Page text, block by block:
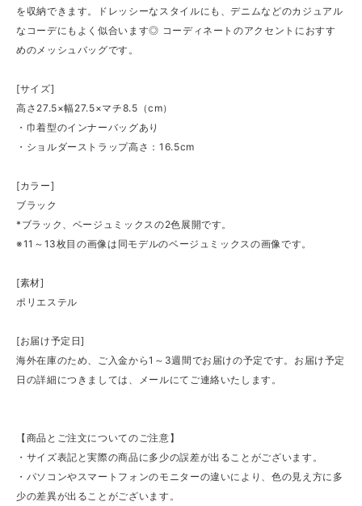
を収納できます。ドレッシーなスタイルにも、デニムなどのカジュアル
なコーデにもよく似合います◎ コーディネートのアクセントにおすす
めのメッシュバッグです。
[サイズ]
高さ27.5×幅27.5×マチ8.5（cm）
・巾着型のインナーバッグあり
・ショルダーストラップ高さ：16.5cm
[カラー]
ブラック
*ブラック、ベージュミックスの2色展開です。
※11～13枚目の画像は同モデルのベージュミックスの画像です。
[素材]
ポリエステル
[お届け予定日]
海外在庫のため、ご入金から1～3週間でお届けの予定です。お届け予定
日の詳細につきましては、メールにてご連絡いたします。
【商品とご注文についてのご注意】
・サイズ表記と実際の商品に多少の誤差が出ることがございます。
・パソコンやスマートフォンのモニターの違いにより、色の見え方に多
少の差異が出ることがございます。